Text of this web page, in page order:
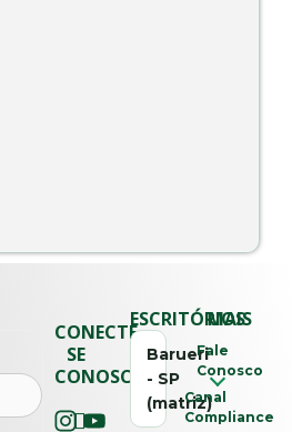
CONECTE-
SE
CONOSCO
ESCRITÓRIOS
Barueri
- SP
(matriz)
MAIS
Fale
Conosco
Canal
Compliance